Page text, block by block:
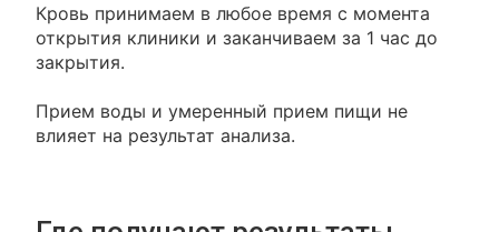
Кровь принимаем в любое время с момента
открытия клиники и заканчиваем за 1 час до
закрытия.
Прием воды и умеренный прием пищи не
влияет на результат анализа.